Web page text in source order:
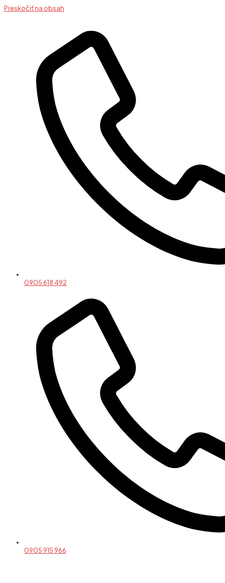
Preskočiť na obsah
0905 618 492
0905 915 966